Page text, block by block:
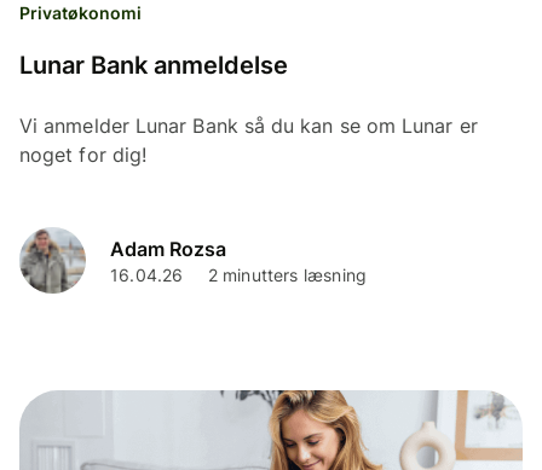
Privatøkonomi
Lunar Bank anmeldelse
Vi anmelder Lunar Bank så du kan se om Lunar er
noget for dig!
Adam Rozsa
16.04.26 2 minutters læsning